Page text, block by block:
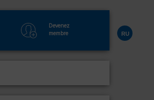
Devenez
membre
RU